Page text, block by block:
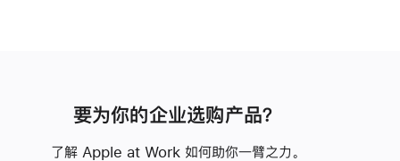
要为你的企业选购产品？
了解 Apple at Work 如何助你一臂之力。